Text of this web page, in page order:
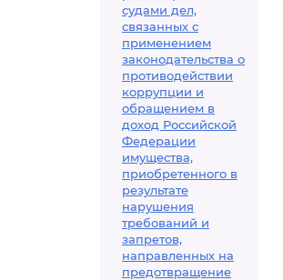
судами дел,
связанных с
применением
законодательства о
противодействии
коррупции и
обращением в
доход Российской
Федерации
имущества,
приобретенного в
результате
нарушения
требований и
запретов,
направленных на
предотвращение